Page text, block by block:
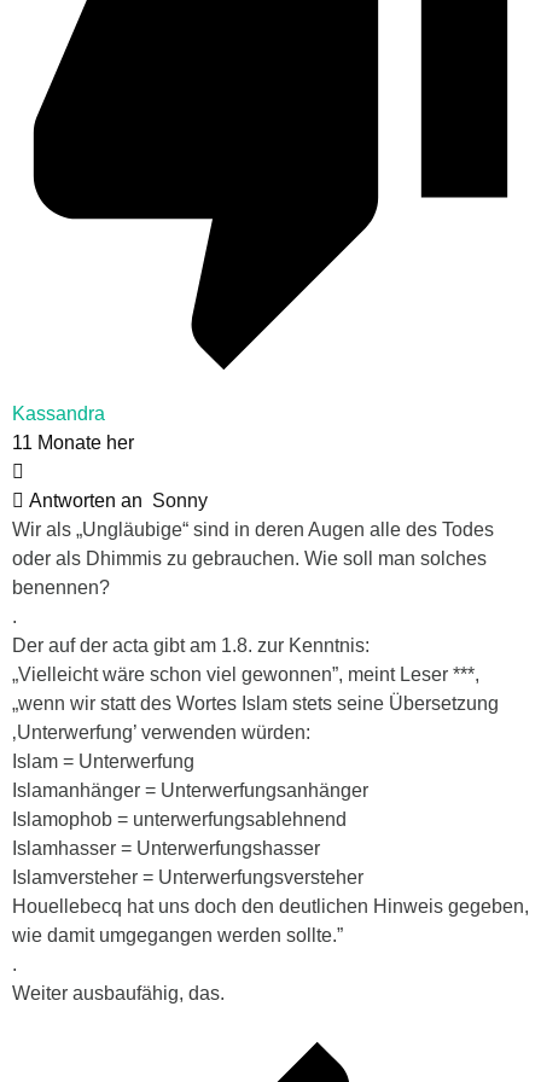
Kassandra
11 Monate her
Antworten an Sonny
Wir als „Ungläubige“ sind in deren Augen alle des Todes
oder als Dhimmis zu gebrauchen. Wie soll man solches
benennen?
.
Der auf der acta gibt am 1.8. zur Kenntnis:
„Vielleicht wäre schon viel gewonnen”, meint Leser ***,
„wenn wir statt des Wortes Islam stets seine Übersetzung
‚Unterwerfung’ verwenden würden:
Islam = Unterwerfung
Islamanhänger = Unterwerfungsanhänger
Islamophob = unterwerfungsablehnend
Islamhasser = Unterwerfungshasser
Islamversteher = Unterwerfungsversteher
Houellebecq hat uns doch den deutlichen Hinweis gegeben,
wie damit umgegangen werden sollte.”
.
Weiter ausbaufähig, das.